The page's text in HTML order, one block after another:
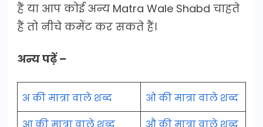
हैं या आप कोई अन्य Matra Wale Shabd चाहते
हैं तो नीचे कमेंट कर सकते हैं।
अन्य पढ़ें –
अ की मात्रा वाले शब्द
ओ की मात्रा वाले शब्द
आ की मात्रा वाले शब्द
औ की मात्रा वाले शब्द